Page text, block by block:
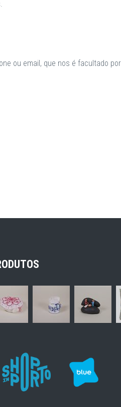
ou email, que nos é facultado